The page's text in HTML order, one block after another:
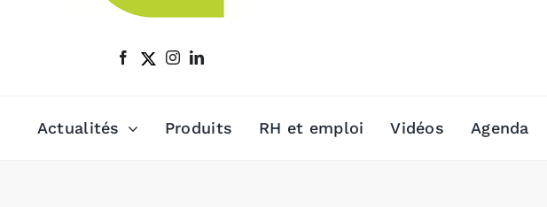
Actualités Produits RH et emploi Vidéos Agenda